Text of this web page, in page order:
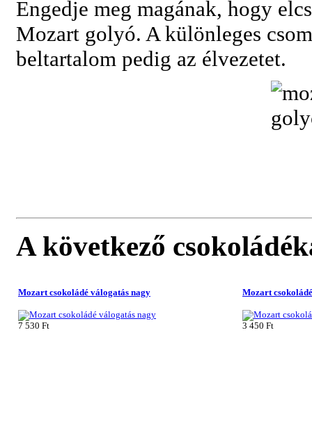
Engedje meg magának, hogy
Mozart golyó. A különleges
beltartalom pedig az élvezetet.
A következő
Mozart csokoládé válogatás nagy
7 530 Ft
Mozart
3 450 Ft